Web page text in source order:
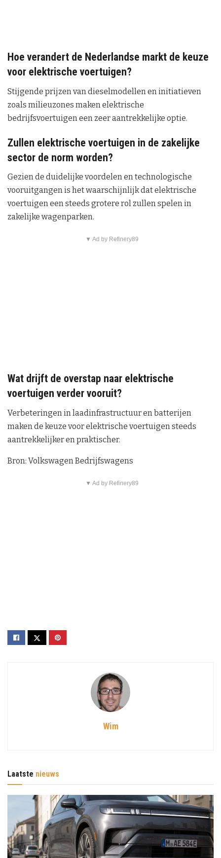
Hoe verandert de Nederlandse markt de keuze
voor elektrische voertuigen?
Stijgende prijzen van dieselmodellen en initiatieven
zoals milieuzones maken elektrische
bedrijfsvoertuigen een zeer aantrekkelijke optie.
Zullen elektrische voertuigen in de zakelijke
sector de norm worden?
Gezien de duidelijke voordelen en technologische
vooruitgangen is het waarschijnlijk dat elektrische
voertuigen een steeds grotere rol zullen spelen in
zakelijke wagenparken.
▼ Ad by Refinery89
Wat drijft de overstap naar elektrische
voertuigen verder vooruit?
Verbeteringen in laadinfrastructuur en batterijen
maken de keuze voor elektrische voertuigen steeds
aantrekkelijker en praktischer.
Bron: Volkswagen Bedrijfswagens
▼ Ad by Refinery89
Wim
Laatste nieuws